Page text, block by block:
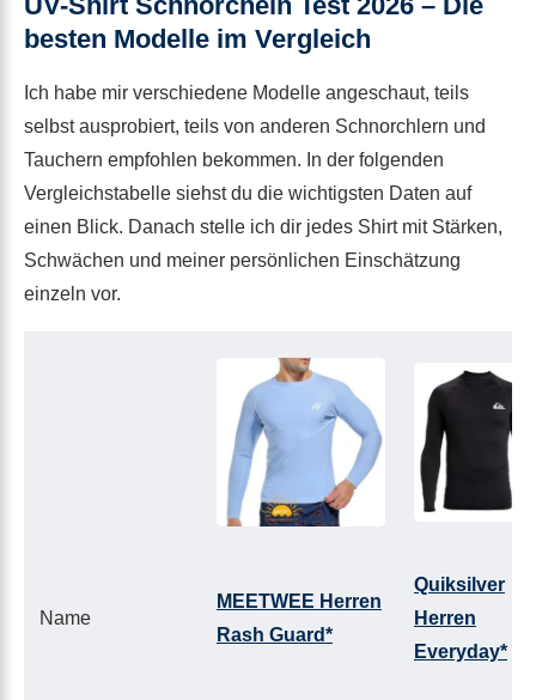
besten Modelle im Vergleich
Ich habe mir verschiedene Modelle angeschaut, teils
selbst ausprobiert, teils von anderen Schnorchlern und
Tauchern empfohlen bekommen. In der folgenden
Vergleichstabelle siehst du die wichtigsten Daten auf
einen Blick. Danach stelle ich dir jedes Shirt mit Stärken,
Schwächen und meiner persönlichen Einschätzung
einzeln vor.
Name
MEETWEE Herren
Rash Guard*
Quiksilver
Herren
Everyday*